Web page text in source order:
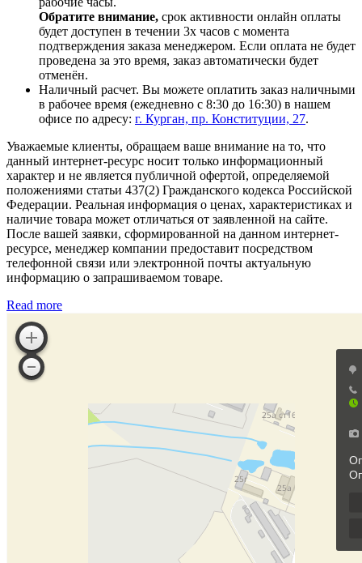
Обратите внимание, срок активности онлайн оплаты
будет доступен в течении 3х часов с момента
подтверждения заказа менеджером. Если оплата не будет
проведена за это время, заказ автоматически будет
отменён.
Наличный расчет. Вы можете оплатить заказ наличными
в рабочее время (ежедневно с 8:30 до 16:30) в нашем
офисе по адресу: г. Курган, пр. Конституции, 27.
Уважаемые клиенты, обращаем ваше внимание на то, что
данный интернет-ресурс носит только информационный
характер и не является публичной офертой, определяемой
положениями статьи 437(2) Гражданского кодекса Российской
Федерации. Реальная информация о ценах, характеристиках и
наличие товара может отличаться от заявленной на сайте.
После вашей заявки, сформированной на данном интернет-
ресурсе, менеджер компании предоставит посредством
телефонной связи или электронной почты актуальную
информацию о запрашиваемом товаре.
Read more